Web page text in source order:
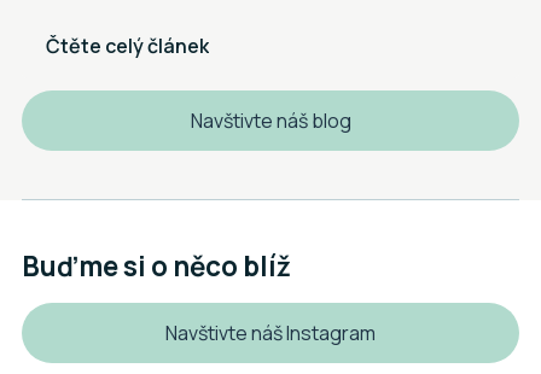
Čtěte celý článek
Navštivte náš blog
Buďme si o něco blíž
Navštivte náš Instagram